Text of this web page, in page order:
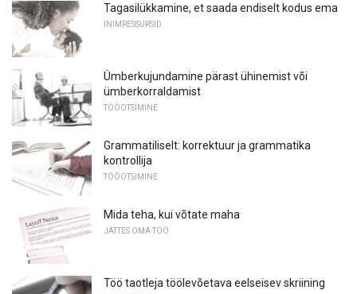
Tagasilükkamine, et saada endiselt kodus ema
INIMRESSURSID
Ümberkujundamine pärast ühinemist või
ümberkorraldamist
TÖÖOTSIMINE
Grammatiliselt: korrektuur ja grammatika
kontrollija
TÖÖOTSIMINE
Mida teha, kui võtate maha
JÄTTES OMA TÖÖ
Töö taotleja töölevõetava eelseisev skriining